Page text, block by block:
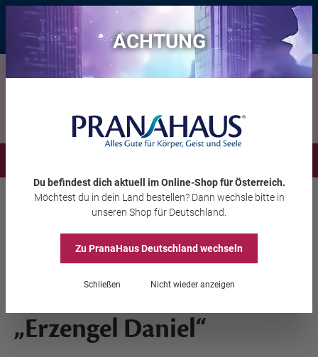
Bis zu 20 € Rabatt* mit dem Vorteils-Codeeintauchen , gültig bis
11.08.2026
Aura-Soma® Equilibrium
Equilibrium B111
„Erzengel Daniel“
ACHTUNG
Du befindest dich aktuell im Online-Shopfür Österreich.
Möchtest du in dein Land bestellen? Dann wechsle bitte in
unseren Shop für Deutschland
Zu PranaHausDeutschland wechseln
Schließen Nicht wieder anzeigen